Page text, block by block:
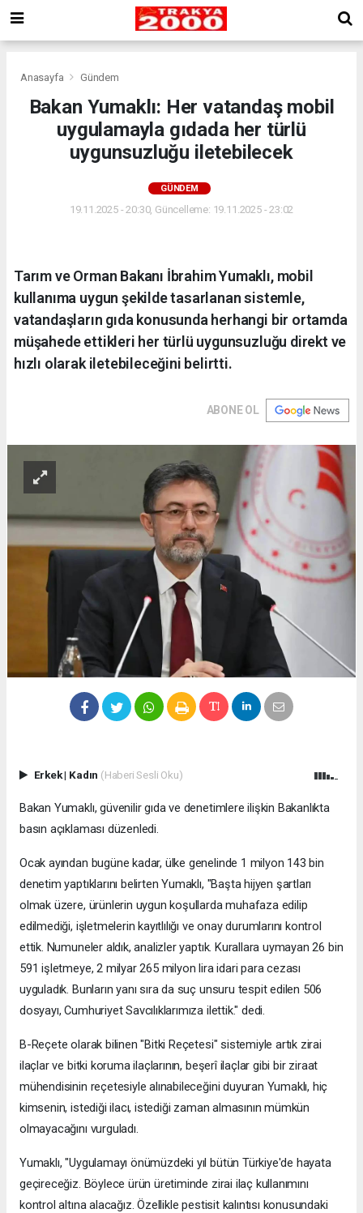
Anasayfa Gündem
Bakan Yumaklı: Her vatandaş mobil
uygulamayla gıdada her türlü
uygunsuzluğu iletebilecek
GÜNDEM
19.11.2025 - 20:30, Güncelleme: 19.11.2025 - 23:02
Tarım ve Orman Bakanı İbrahim Yumaklı, mobil
kullanıma uygun şekilde tasarlanan sistemle,
vatandaşların gıda konusunda herhangi bir ortamda
müşahede ettikleri her türlü uygunsuzluğu direkt ve
hızlı olarak iletebileceğini belirtti.
ABONE OL
Erkek| Kadın (Haberi Sesli Oku)
Bakan Yumaklı, güvenilir gıda ve denetimlere ilişkin Bakanlıkta
basın açıklaması düzenledi.
Ocak ayından bugüne kadar, ülke genelinde 1 milyon 143 bin
denetim yaptıklarını belirten Yumaklı, "Başta hijyen şartları
olmak üzere, ürünlerin uygun koşullarda muhafaza edilip
edilmediği, işletmelerin kayıtlılığı ve onay durumlarını kontrol
ettik. Numuneler aldık, analizler yaptık. Kurallara uymayan 26 bin
591 işletmeye, 2 milyar 265 milyon lira idari para cezası
uyguladık. Bunların yanı sıra da suç unsuru tespit edilen 506
dosyayı, Cumhuriyet Savcılıklarımıza ilettik." dedi.
B-Reçete olarak bilinen "Bitki Reçetesi" sistemiyle artık zirai
ilaçlar ve bitki koruma ilaçlarının, beşerî ilaçlar gibi bir ziraat
mühendisinin reçetesiyle alınabileceğini duyuran Yumaklı, hiç
kimsenin, istediği ilacı, istediği zaman almasının mümkün
olmayacağını vurguladı.
Yumaklı, "Uygulamayı önümüzdeki yıl bütün Türkiye'de hayata
geçireceğiz. Böylece ürün üretiminde zirai ilaç kullanımını
kontrol altına alacağız. Özellikle pestisit kalıntısı konusundaki